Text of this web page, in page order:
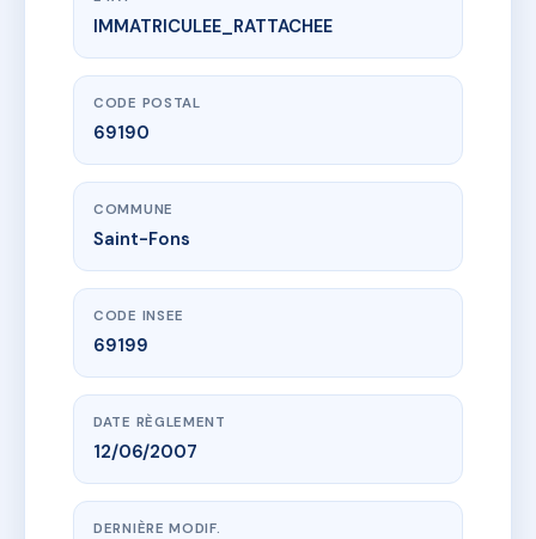
www.vme.plus/AF3869120
LE CLOS CARNOT
3 r etienne dolet
IMMATRICULEE_RATTACHEE
CODE POSTAL
69190
COMMUNE
Saint-Fons
CODE INSEE
69199
DATE RÈGLEMENT
12/06/2007
DERNIÈRE MODIF.